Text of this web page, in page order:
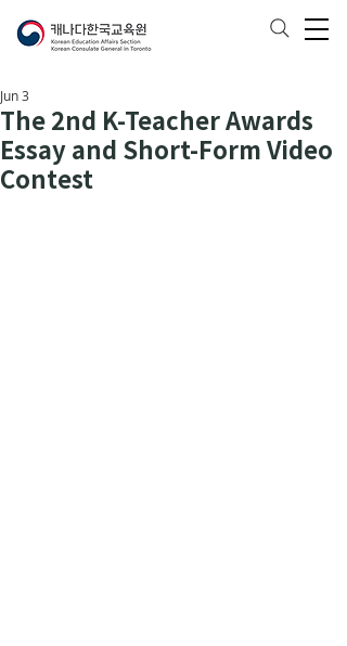
The 2nd K-Teacher Awards
Essay and Short-Form Video
Contest
Jun 3